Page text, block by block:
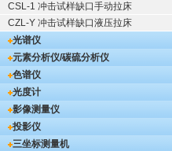
CSL-1 冲击试样缺口手动拉床
CZL-Y 冲击试样缺口液压拉床
光谱仪
元素分析仪/碳硫分析仪
色谱仪
光度计
影像测量仪
投影仪
三坐标测量机